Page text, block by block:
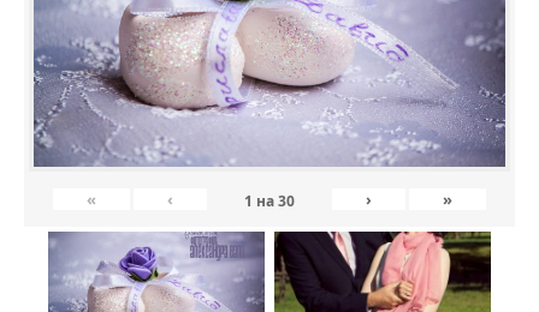
« ‹ 1 на30 › »